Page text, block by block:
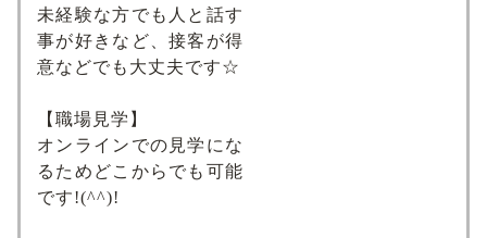
未経験な方でも人と話す
事が好きなど、接客が得
意などでも大丈夫です☆
【職場見学】
オンラインでの見学にな
るためどこからでも可能
です!(^^)!